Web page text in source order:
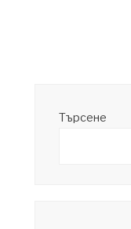
Търсене